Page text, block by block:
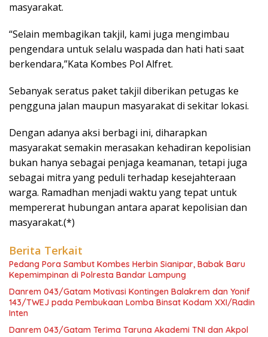
masyarakat.
“Selain membagikan takjil, kami juga mengimbau
pengendara untuk selalu waspada dan hati hati saat
berkendara,”Kata Kombes Pol Alfret.
Sebanyak seratus paket takjil diberikan petugas ke
pengguna jalan maupun masyarakat di sekitar lokasi.
Dengan adanya aksi berbagi ini, diharapkan
masyarakat semakin merasakan kehadiran kepolisian
bukan hanya sebagai penjaga keamanan, tetapi juga
sebagai mitra yang peduli terhadap kesejahteraan
warga. Ramadhan menjadi waktu yang tepat untuk
mempererat hubungan antara aparat kepolisian dan
masyarakat.(*)
Berita Terkait
Pedang Pora Sambut Kombes Herbin Sianipar, Babak Baru
Kepemimpinan di Polresta Bandar Lampung
Danrem 043/Gatam Motivasi Kontingen Balakrem dan Yonif
143/TWEJ pada Pembukaan Lomba Binsat Kodam XXI/Radin
Inten
Danrem 043/Gatam Terima Taruna Akademi TNI dan Akpol